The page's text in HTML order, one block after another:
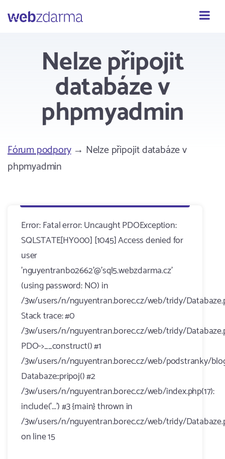
Webzdarma
Nelze připojit
databáze v
phpmyadmin
Fórum podpory→ Nelze připojit databáze v
phpmyadmin
Error: Fatal error: Uncaught PDOException:
SQLSTATE[HY000] [1045] Access denied for
user
'nguyentranbo2662'@'sql5.webzdarma.cz'
(using password: NO) in
/3w/users/n/nguyentran.borec.cz/web/tridy/
Stack trace: #0
/3w/users/n/nguyentran.borec.cz/web/tridy/
PDO->__construct() #1
/3w/users/n/nguyentran.borec.cz/web/podstranky/
Databaze::pripoj() #2
/3w/users/n/nguyentran.borec.cz/web/index.php(17):
include('...') #3 {main} thrown in
/3w/users/n/nguyentran.borec.cz/web/tridy/
on line 15